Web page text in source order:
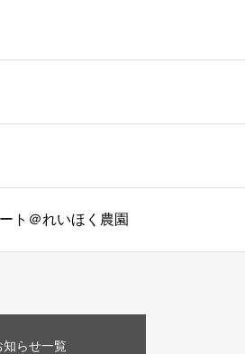
ト＠れいほく農園
知らせ一覧